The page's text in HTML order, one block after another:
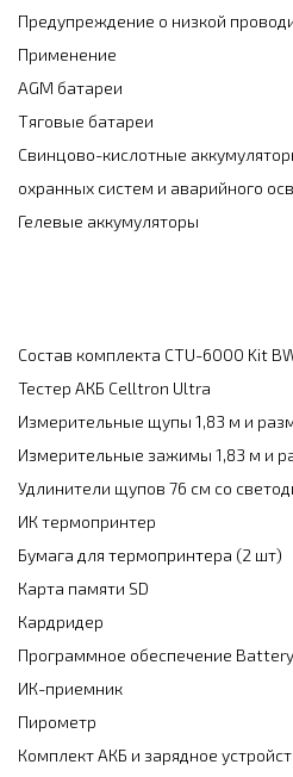
Предупреждение о низкой
Применение
AGM батареи
Тяговые батареи
Свинцово-кислотные
охранных систем и аварийного
Гелевые аккумуляторы
Состав комплекта CTU-6000 Kit
Тестер АКБ Celltron Ultra
Измерительные щупы 1,83 м и
Измерительные зажимы 1,83 м и
Удлинители щупов 76 см со
ИК термопринтер
Бумага для термопринтера (2 шт)
Карта памяти SD
Кардридер
Программное обеспечение
ИК-приемник
Пирометр
Комплект АКБ и зарядное